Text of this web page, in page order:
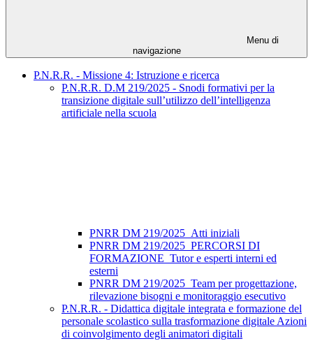
Menu di
navigazione
P.N.R.R. - Missione 4: Istruzione e ricerca
P.N.R.R. D.M 219/2025 - Snodi formativi per la
transizione digitale sull’utilizzo dell’intelligenza
artificiale nella scuola
PNRR DM 219/2025_Atti iniziali
PNRR DM 219/2025_PERCORSI DI
FORMAZIONE_Tutor e esperti interni ed
esterni
PNRR DM 219/2025_Team per progettazione,
rilevazione bisogni e monitoraggio esecutivo
P.N.R.R. - Didattica digitale integrata e formazione del
personale scolastico sulla trasformazione digitale Azioni
di coinvolgimento degli animatori digitali